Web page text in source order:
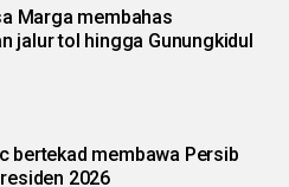
Marga membahas
jalur tol hingga Gunungkidul
bertekad membawa Persib
2026